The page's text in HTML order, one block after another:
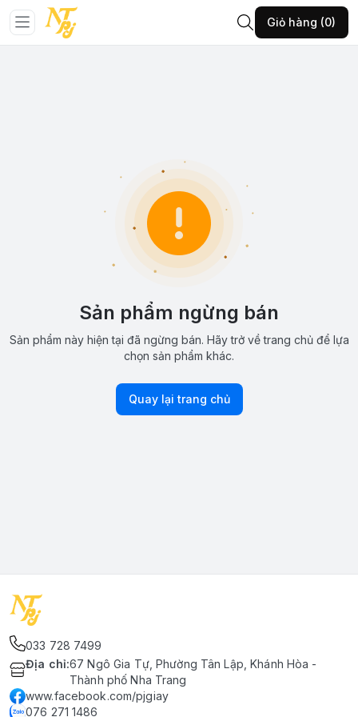
Giỏ hàng (0)
Sản phẩm ngừng bán
Sản phẩm này hiện tại đã ngừng bán. Hãy trở về trang chủ để lựa
chọn sản phẩm khác.
Quay lại trang chủ
033 728 7499
Địa chỉ:67 Ngô Gia Tự, Phường Tân Lập, Khánh Hòa -
Thành phố Nha Trang
www.facebook.com/pjgiay
076 271 1486